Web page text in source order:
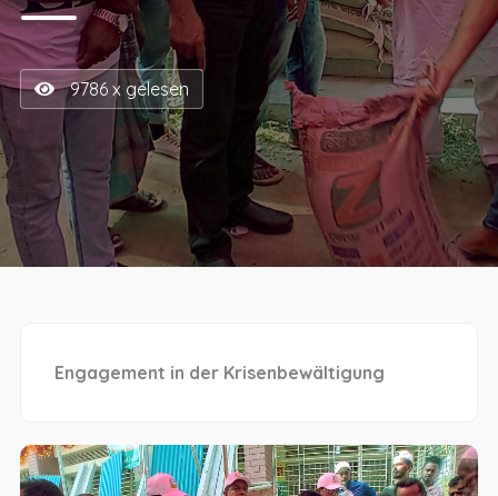
9786 x gelesen
Engagement in der Krisenbewältigung